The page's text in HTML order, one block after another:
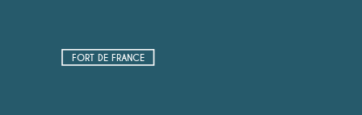
FORT DE FRANCE